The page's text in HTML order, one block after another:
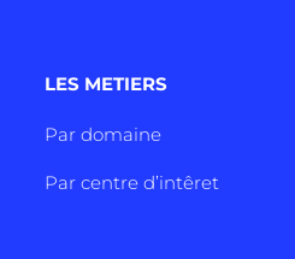
LES METIERS
Par domaine
Par centre d’intêret